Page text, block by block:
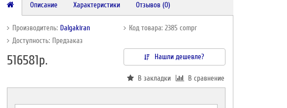
Описание Характеристики Отзывов (0)
Производитель: Dalgakiran
Код товара: 2385 compr
Доступность: Предзаказ
516581р. Нашли дешевле?
В закладки В сравнение